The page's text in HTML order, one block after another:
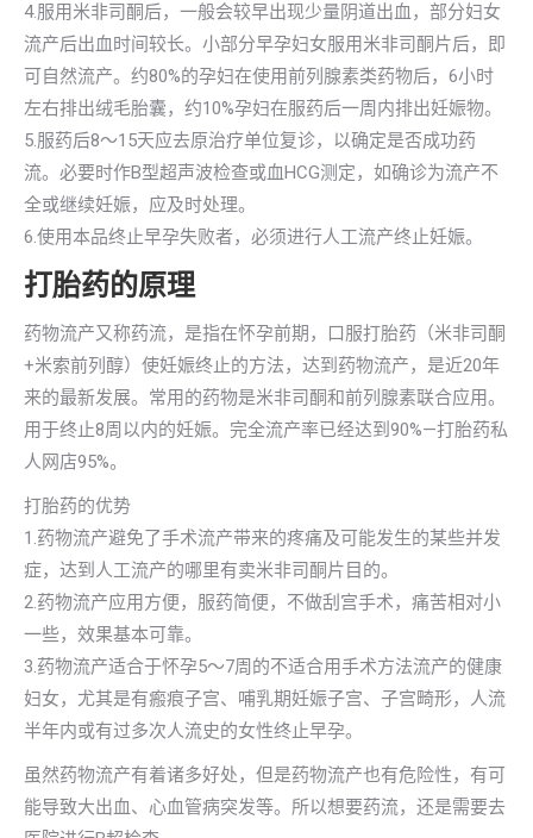
4.服用米非司酮后，一般会较早出现少量阴道出血，部分妇女
流产后出血时间较长。小部分早孕妇女服用米非司酮片后，即
可自然流产。约80%的孕妇在使用前列腺素类药物后，6小时
左右排出绒毛胎囊，约10%孕妇在服药后一周内排出妊娠物。
5.服药后8～15天应去原治疗单位复诊，以确定是否成功药
流。必要时作B型超声波检查或血HCG测定，如确诊为流产不
全或继续妊娠，应及时处理。
6.使用本品终止早孕失败者，必须进行人工流产终止妊娠。
打胎药的原理
药物流产又称药流，是指在怀孕前期，口服打胎药（米非司酮
+米索前列醇）使妊娠终止的方法，达到药物流产，是近20年
来的最新发展。常用的药物是米非司酮和前列腺素联合应用。
用于终止8周以内的妊娠。完全流产率已经达到90%—打胎药私
人网店95%。
打胎药的优势
1.药物流产避免了手术流产带来的疼痛及可能发生的某些并发
症，达到人工流产的哪里有卖米非司酮片目的。
2.药物流产应用方便，服药简便，不做刮宫手术，痛苦相对小
一些，效果基本可靠。
3.药物流产适合于怀孕5～7周的不适合用手术方法流产的健康
妇女，尤其是有瘢痕子宫、哺乳期妊娠子宫、子宫畸形，人流
半年内或有过多次人流史的女性终止早孕。
虽然药物流产有着诸多好处，但是药物流产也有危险性，有可
能导致大出血、心血管病突发等。所以想要药流，还是需要去